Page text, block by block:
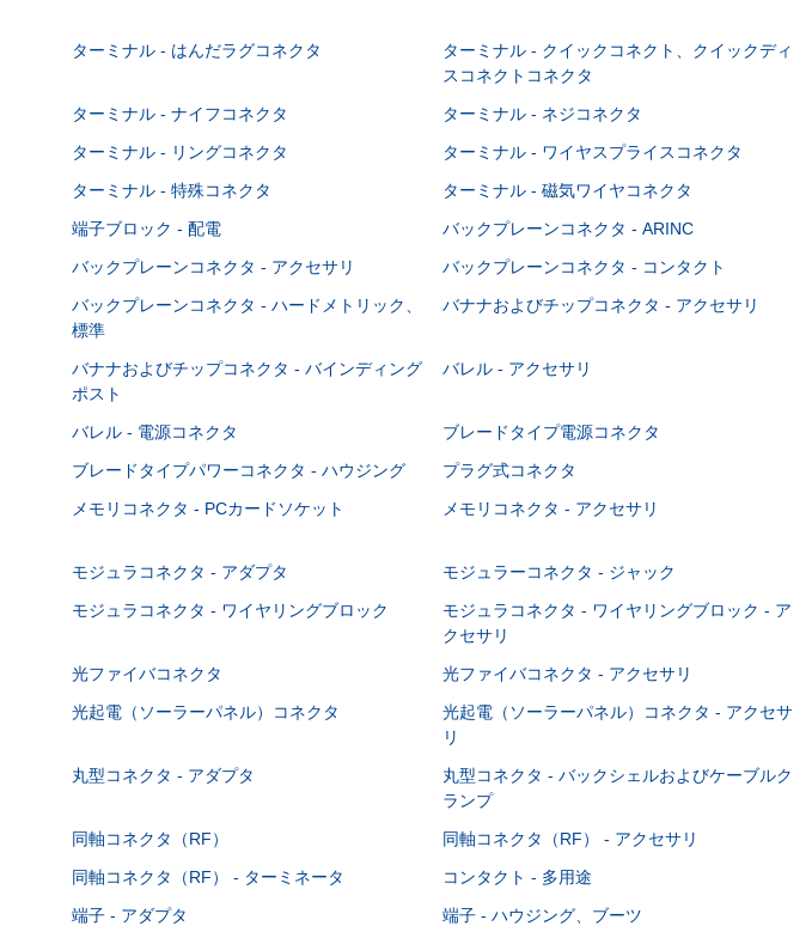
ターミナル - はんだラグコネクタ
ターミナル - クイックコネクト、クイックディ
スコネクトコネクタ
ターミナル - ナイフコネクタ ターミナル - ネジコネクタ
ターミナル - リングコネクタ
ターミナル - ワイヤスプライスコネクタ
ターミナル - 特殊コネクタ
ターミナル - 磁気ワイヤコネクタ
端子ブロック - 配電
バックプレーンコネクタ - ARINC
バックプレーンコネクタ - アクセサリ
バックプレーンコネクタ - コンタクト
バックプレーンコネクタ - ハードメトリック、
標準
バナナおよびチップコネクタ - アクセサリ
バナナおよびチップコネクタ - バインディング
ポスト
バレル - アクセサリ
バレル - 電源コネクタ ブレードタイプ電源コネクタ
ブレードタイプパワーコネクタ - ハウジング
プラグ式コネクタ
メモリコネクタ - PCカードソケット
メモリコネクタ - アクセサリ
モジュラコネクタ - アダプタ モジュラーコネクタ - ジャック
モジュラコネクタ - ワイヤリングブロック
モジュラコネクタ - ワイヤリングブロック - ア
クセサリ
光ファイバコネクタ 光ファイバコネクタ - アクセサリ
光起電（ソーラーパネル）コネクタ
光起電（ソーラーパネル）コネクタ - アクセサ
リ
丸型コネクタ - アダプタ
丸型コネクタ - バックシェルおよびケーブルク
ランプ
同軸コネクタ（RF） 同軸コネクタ（RF） - アクセサリ
同軸コネクタ（RF） - ターミネータ
コンタクト - 多用途
端子 - アダプタ
端子 - ハウジング、ブーツ